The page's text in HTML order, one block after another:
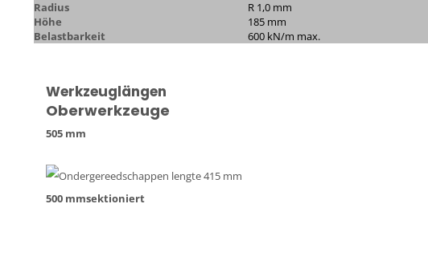
Radius
R 1,0 mm
Höhe
185 mm
Belastbarkeit
600 kN/m max.
Werkzeuglängen
Oberwerkzeuge
505 mm
500 mmsektioniert